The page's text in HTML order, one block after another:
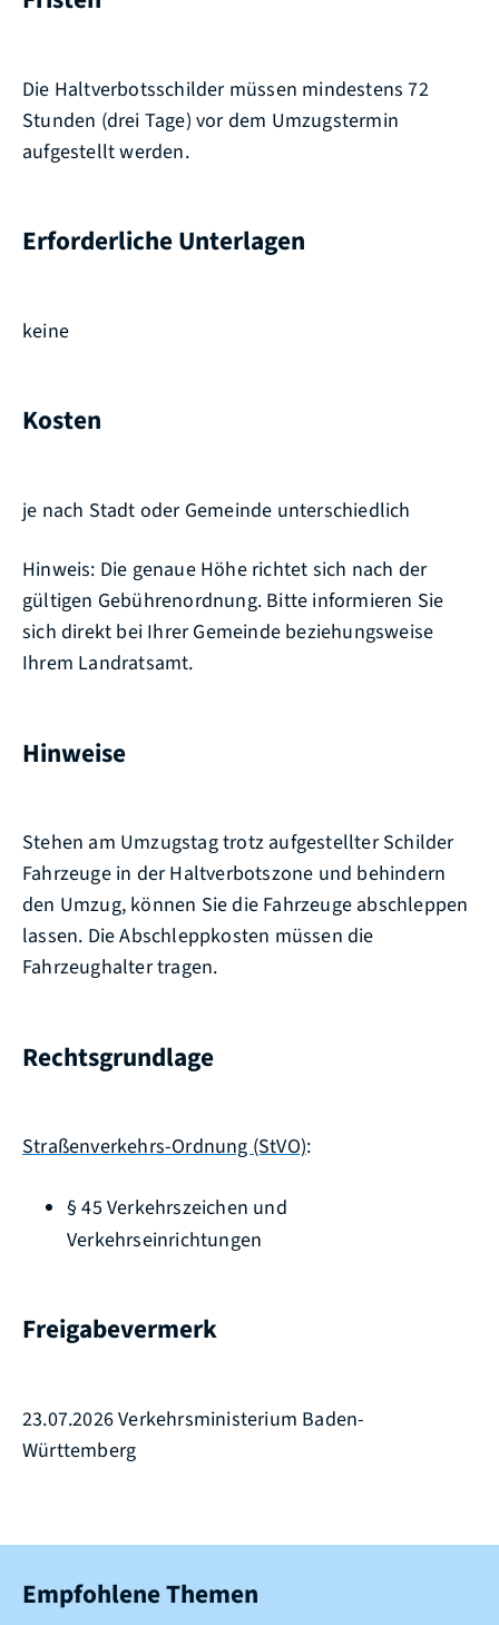
Die Haltverbotsschilder müssen mindestens 72
Stunden (drei Tage) vor dem Umzugstermin
aufgestellt werden.
Erforderliche Unterlagen
keine
Kosten
je nach Stadt oder Gemeinde unterschiedlich
Hinweis: Die genaue Höhe richtet sich nach der
gültigen Gebührenordnung. Bitte informieren Sie
sich direkt bei Ihrer Gemeinde beziehungsweise
Ihrem Landratsamt.
Hinweise
Stehen am Umzugstag trotz aufgestellter Schilder
Fahrzeuge in der Haltverbotszone und behindern
den Umzug, können Sie die Fahrzeuge abschleppen
lassen. Die Abschleppkosten müssen die
Fahrzeughalter tragen.
Rechtsgrundlage
Straßenverkehrs-Ordnung (StVO):
§ 45 Verkehrszeichen und
Verkehrseinrichtungen
Freigabevermerk
23.07.2026 Verkehrsministerium Baden-
Württemberg
Empfohlene Themen